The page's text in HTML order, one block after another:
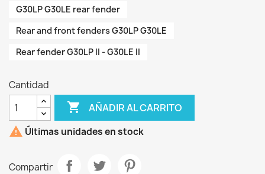
G30LP G30LE rear fender
Rear and front fenders G30LP G30LE
Rear fender G30LP II - G30LE II
Cantidad
 AÑADIR AL CARRITO
 Últimas unidades en stock
Compartir